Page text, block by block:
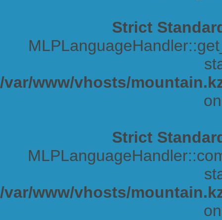
Strict
/var/www/vhosts/
Strict
/var/www/vhosts/